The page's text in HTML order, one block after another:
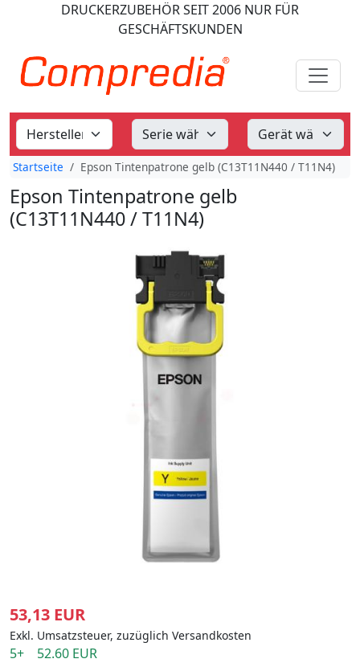
DRUCKERZUBEHÖRSEIT 2006 NUR FÜR
GESCHÄFTSKUNDEN
Startseite Epson Tintenpatrone gelb (C13T11N440 / T11N4)
Epson Tintenpatrone gelb
(C13T11N440 / T11N4)
53,13 EUR
Exkl. Umsatzsteuer, zuzüglich Versandkosten
5+ 52.60 EUR